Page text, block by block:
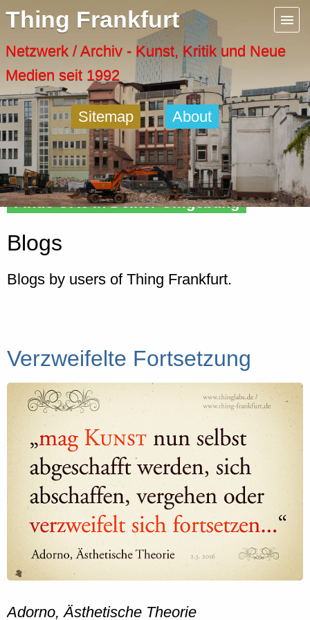
Thing Frankfurt
Netzwerk / Archiv - Kunst, Kritik und Neue
Medien seit 1992
Sitemap About
Finde Orte in Deiner Umgebung
Blogs
Blogs by users of Thing Frankfurt.
Verzweifelte Fortsetzung
Adorno, Ästhetische Theorie
Menu
Artspaces
Cool Places
Frankfurt Diary
Activity
Recent Posts
Home